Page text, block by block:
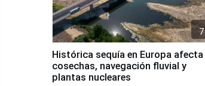
7
Histórica sequía en Europa afecta
cosechas, navegación fluvial y
plantas nucleares